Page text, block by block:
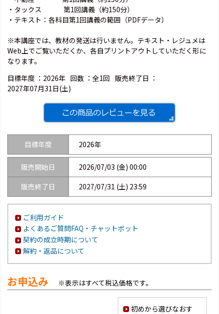
・タックス 第1回講義（約150分）
・テキスト：各科目第1回講義の範囲（PDFデータ）
※本講座では、教材の発送は行いません。テキスト・レジュメは
Web上でご覧いただくか、各自プリントアウトしていただく形に
なります。
目標年度 ： 2026年 回数 ： 全1回 販売終了日 ：
2027年07月31日(土)
目標年度 2026年
販売開始日
2026/07/03 (金) 00:00
販売終了日
2027/07/31 (土) 23:59
ご利用ガイド
よくあるご質問FAQ・チャットボット
契約の成立時期について
解約・返品について
お申込み ※表示はすべて税込価格です。
初めから選びなおす